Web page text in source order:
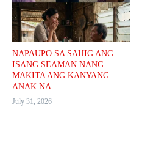
NAPAUPO SA SAHIG ANG
ISANG SEAMAN NANG
MAKITA ANG KANYANG
ANAK NA ...
July 31, 2026